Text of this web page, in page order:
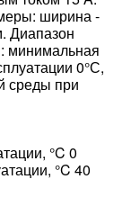
ширина -
Диапазон
минимальная
0°С,
среды при
°C 0
°C 40